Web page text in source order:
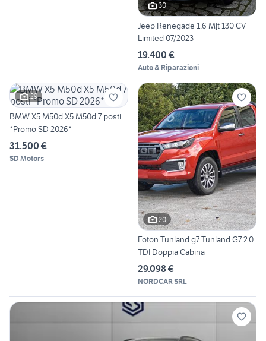
30
Jeep Renegade 1.6 Mjt 130 CV
Limited 07/2023
19.400 €
Auto & Riparazioni
29
BMW X5 M50d X5 M50d 7 posti
*Promo SD 2026*
31.500 €
SD Motors
20
Foton Tunland g7 Tunland G7 2.0
TDI Doppia Cabina
29.098 €
NORDCAR SRL